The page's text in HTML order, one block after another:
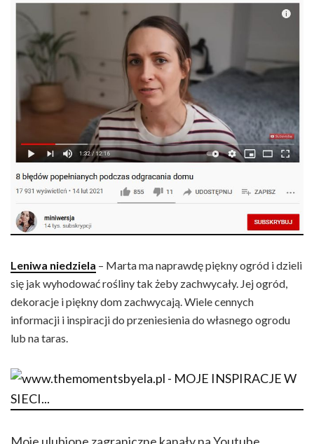
Leniwa niedziela – Marta ma naprawdę piękny ogród i dzieli
się jak wyhodować rośliny tak żeby zachwycały. Jej ogród,
dekoracje i piękny dom zachwycają. Wiele cennych
informacji i inspiracji do przeniesienia do własnego ogrodu
lub na taras.